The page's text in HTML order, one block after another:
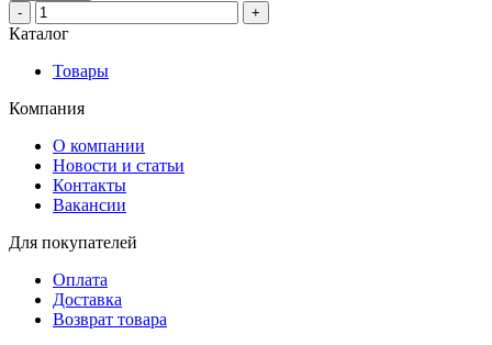
-
+
Каталог
Товары
Компания
О компании
Новости и статьи
Контакты
Вакансии
Для покупателей
Оплата
Доставка
Возврат товара